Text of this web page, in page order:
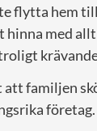
flytta hem
hinna med
familjen
företag.